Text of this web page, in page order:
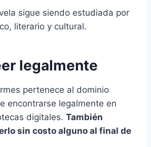
sigue siendo estudiada por
literario y cultural.
legalmente
pertenece al dominio
encontrarse legalmente en
digitales. También
sin costo alguno al final de